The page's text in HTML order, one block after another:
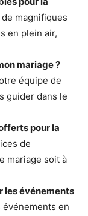
magnifiques
en plein air,
mariage ?
équipe de
guider dans le
pour la
de
mariage soit à
les événements
en